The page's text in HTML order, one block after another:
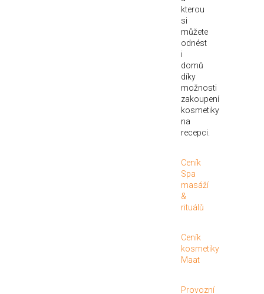
kterou
si
můžete
odnést
i
domů
díky
možnosti
zakoupení
kosmetiky
na
recepci.
Ceník
Spa
masáží
&
rituálů
Ceník
kosmetiky
Maat
Provozní